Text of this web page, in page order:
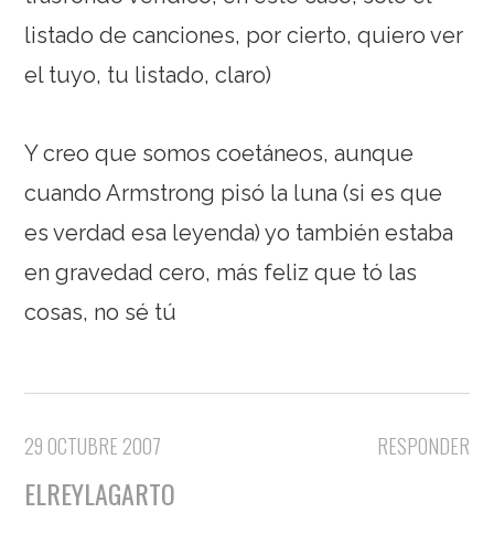
listado de canciones, por cierto, quiero ver
el tuyo, tu listado, claro)
Y creo que somos coetáneos, aunque
cuando Armstrong pisó la luna (si es que
es verdad esa leyenda) yo también estaba
en gravedad cero, más feliz que tó las
cosas, no sé tú
RESPONDER
29 OCTUBRE 2007
ELREYLAGARTO